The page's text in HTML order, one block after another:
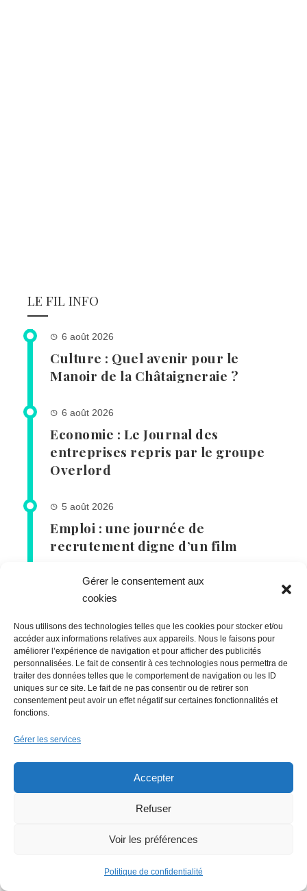
Gérer le consentement aux
cookies
Nous utilisons des technologies telles que les cookies pour stocker et/ou
accéder aux informations relatives aux appareils. Nous le faisons pour
améliorer l’expérience de navigation et pour afficher des publicités
personnalisées. Le fait de consentir à ces technologies nous permettra de
traiter des données telles que le comportement de navigation ou les ID
uniques sur ce site. Le fait de ne pas consentir ou de retirer son
consentement peut avoir un effet négatif sur certaines fonctionnalités et
fonctions.
Gérer les services
Accepter
Refuser
Voir les préférences
Politique de confidentialité
LE FIL INFO
6 août 2026
Culture : Quel avenir pour le
Manoir de la Châtaigneraie ?
6 août 2026
Economie : Le Journal des
entreprises repris par le groupe
Overlord
5 août 2026
Emploi : une journée de
recrutement digne d’un film
5 août 2026
Actu Nantes : Fermeture de la
Déchèterie de Saint-Herblain
Lire + d'infos
Faire un don (déductible des
impôts) à Hello Gazette
Nantes